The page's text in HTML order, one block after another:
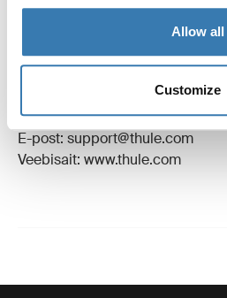
Allow all
Customize
Tootja nimi: Thule Sweden
Tootja aadress: Borggatan 5,
E-post: support@thule.com
Veebisait: www.thule.com